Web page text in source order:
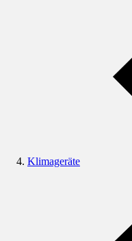
Klimageräte